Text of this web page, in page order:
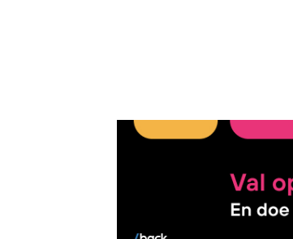
27 mei 2010, 22:46